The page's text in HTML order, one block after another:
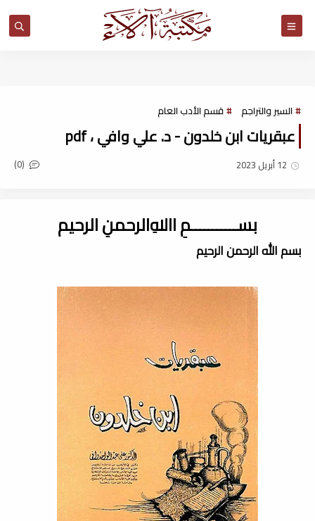
السير والتراجم قسم الأدب العام
عبقريات ابن خلدون - د. علي وافي ، pdf
12 أبريل 2023 (0)
بســـــــــــمِ اﷲِالرحمنِ الرحيم
بسم الله الرحمن الرحيم